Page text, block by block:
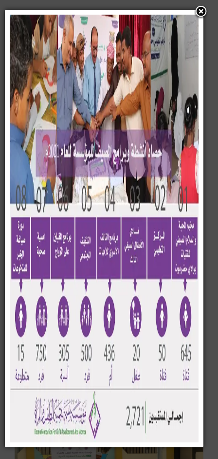
قطاع التنمية الأسرية
مركز بسمة يقيم دورة أنا وابني
فريق عمل واحد
مركز بسمة يقيم دورة أنا وابني فريق عمل واحد
نظم مركز بسمة للاستشارات الأسرية بمديرية تريم، وبرعاية
مؤسسة بسمة لتنمية الطفل والمرأة، دورة تدريبية نوعية
للأمهات تحت عنوان: "أنا وابني.. فريق عمل واحد"، قدّمها
المرشد الأسري الأستاذ عمر باعديل.
هدفت الدورة إلى تعزيز مهارات العلاقات الأسرية، وتنمية
مفهوم العمل الجماعي والتعاون المشترك داخل الأسرة، بما
يسهم في بناء شخصية الأبناء بشكل سليم ومتوازن.
وركّزت الدورة على تعريف الأمهات بمفاهيم القيادة العامة،
وإتقان المهارات القيادية، إلى جانب ترسيخ مبادئ التعاون
الأسري، وتطوير قدرات الأمهات في التعامل التربوي الواعي
مع الأبناء ضمن إطار من التفاهم والدعم المشترك.
وقد لاقت الدورة تفاعلًا إيجابيًا من المشارِكات، اللواتي عبرن
عن تقديرهن للمحتوى القيّم والأسلوب التفاعلي، مشيدات
بأهمية هذه البرامج في دعم الاستقرار الأسري وتعزيز دور
الأم في تربية جيل واعٍ ومسؤول.